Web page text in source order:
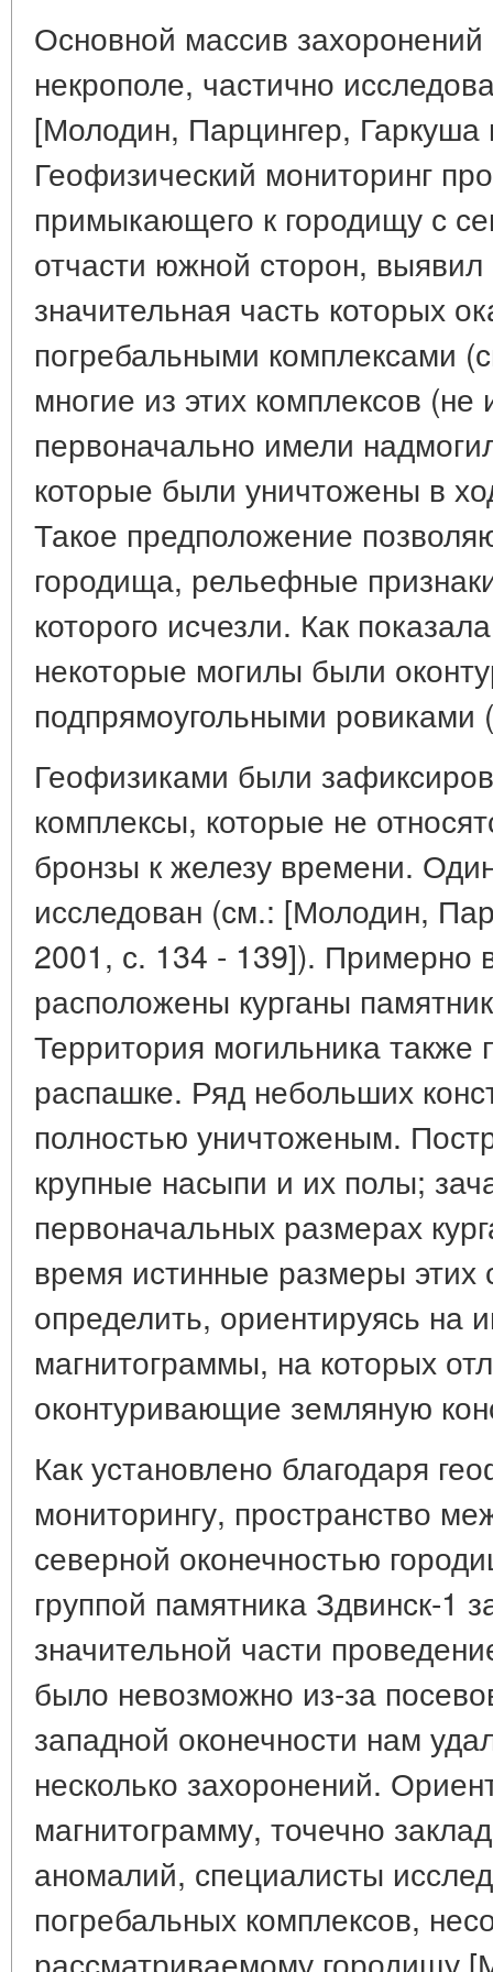
Основной массив
некрополе, частично
[Молодин, Парцингер,
Геофизический мониторинг
примыкающего к городищу с
отчасти южной сторон,
значительная часть которых
погребальными комплексами
многие из этих комплексов
первоначально имели
которые были уничтожены в
Такое предположение
городища, рельефные
которого исчезли. Как
некоторые могилы были
подпрямоугольными ровиками
Геофизиками были
комплексы, которые не
бронзы к железу времени.
исследован (см.: [Молодин,
2001, с. 134 - 139]). Примерно
расположены курганы
Территория могильника также
распашке. Ряд небольших
полностью уничтоженым.
крупные насыпи и их полы;
первоначальных размерах
время истинные размеры
определить, ориентируясь на
магнитограммы, на которых
оконтуривающие земляную
Как установлено благодаря
мониторингу, пространство
северной оконечностью
группой памятника Здвинск-1
значительной части
было невозможно из-за
западной оконечности нам
несколько захоронений.
магнитограмму, точечно
аномалий, специалисты
погребальных комплексов,
рассматриваемому городищу